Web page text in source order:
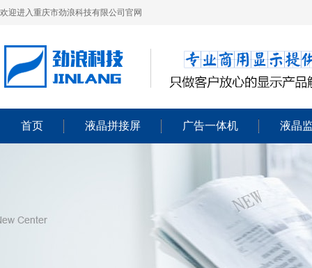
欢迎进入重庆市劲浪科技有限公司官网
首页 液晶拼接屏 广告一体机 液晶